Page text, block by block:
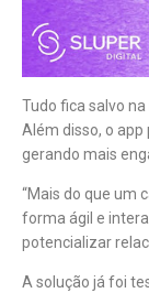
Tudo fica salvo
Além disso, o
gerando mais
“Mais do que um
forma ágil e
potencializar
A solução já foi